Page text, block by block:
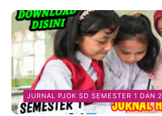
JURNAL PJOK SD SEMESTER 1 DAN 2